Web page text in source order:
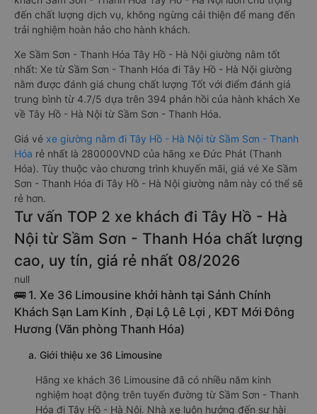
đến chất lượng dịch vụ, không ngừng cải thiện để mang đến
trải nghiệm hoàn hảo cho hành khách.
Xe Sầm Sơn - Thanh Hóa Tây Hồ - Hà Nội giường nằm tốt
nhất: Xe từ Sầm Sơn - Thanh Hóa đi Tây Hồ - Hà Nội giường
nằm được đánh giá chung chất lượng Tốt với điểm đánh giá
trung bình từ 4.7/5 dựa trên 394 phản hồi của hành khách Xe
về Tây Hồ - Hà Nội từ Sầm Sơn - Thanh Hóa.
Giá vé xe giường nằm đi Tây Hồ - Hà Nội từ Sầm Sơn - Thanh
Hóa rẻ nhất là 280000VND của hãng xe Đức Phát (Thanh
Hóa). Tùy thuộc vào chương trình khuyến mãi, giá vé Xe Sầm
Sơn - Thanh Hóa đi Tây Hồ - Hà Nội giường nằm này có thể sẽ
rẻ hơn.
Tư vấn TOP 2 xe khách đi Tây Hồ - Hà
Nội từ Sầm Sơn - Thanh Hóa chất lượng
cao, uy tín, giá rẻ nhất 08/2026
null
🚌 1. Xe 36 Limousine khởi hành tại Sảnh Chính
Khách Sạn Lam Kinh , Đại Lộ Lê Lợi , KĐT Mới Đông
Hương (Văn phòng Thanh Hóa)
a. Giới thiệu xe 36 Limousine
Hãng xe khách 36 Limousine đã có nhiều năm kinh
nghiệm hoạt động trên tuyến đường từ Sầm Sơn - Thanh
Hóa đi Tây Hồ - Hà Nội. Nhà xe luôn hướng đến sự hài